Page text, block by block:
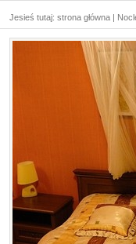
Jesieś tutaj: strona główna |